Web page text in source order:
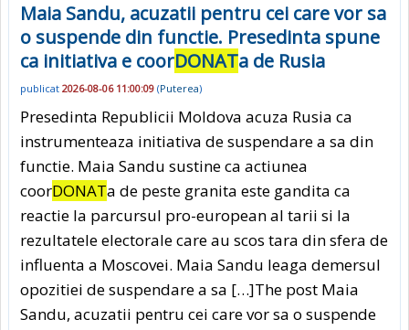
Maia Sandu, acuzatii pentru cei care vor sa
o suspende din functie. Presedinta spune
ca initiativa e coorDONATa de Rusia
publicat 2026-08-06 11:00:09 (Puterea)
Presedinta Republicii Moldova acuza Rusia ca
instrumenteaza initiativa de suspendare a sa din
functie. Maia Sandu sustine ca actiunea
coorDONATa de peste granita este gandita ca
reactie la parcursul pro-european al tarii si la
rezultatele electorale care au scos tara din sfera de
influenta a Moscovei. Maia Sandu leaga demersul
opozitiei de suspendare a sa […]The post Maia
Sandu, acuzatii pentru cei care vor sa o suspende